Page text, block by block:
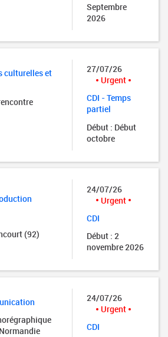
Septembre
2026
culturelles et
27/07/26
Urgent
CDI - Temps
partiel
Début : Début
octobre
(92)
24/07/26
Urgent
CDI
Début : 2
novembre 2026
24/07/26
Urgent
CDI